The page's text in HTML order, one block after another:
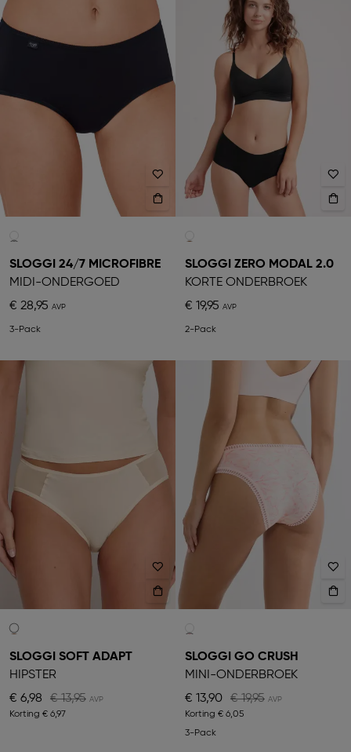
SLOGGI 24/7 MICROFIBRE
MIDI-ONDERGOED
€ 28,95
3-Pack
SLOGGI ZERO MODAL 2.0
KORTE ONDERBROEK
€ 19,95
2-Pack
SLOGGI SOFT ADAPT
HIPSTER
€ 6,98
€ 13,95
Korting € 6,97
SLOGGI GO CRUSH
MINI-ONDERBROEK
€ 13,90
€ 19,95
Korting € 6,05
3-Pack